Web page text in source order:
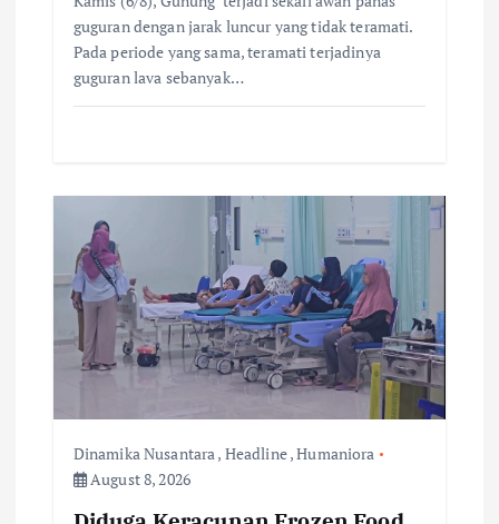
guguran dengan jarak luncur yang tidak teramati.
Pada periode yang sama, teramati terjadinya
guguran lava sebanyak…
Dinamika Nusantara, Headline,Humaniora
August 8, 2026